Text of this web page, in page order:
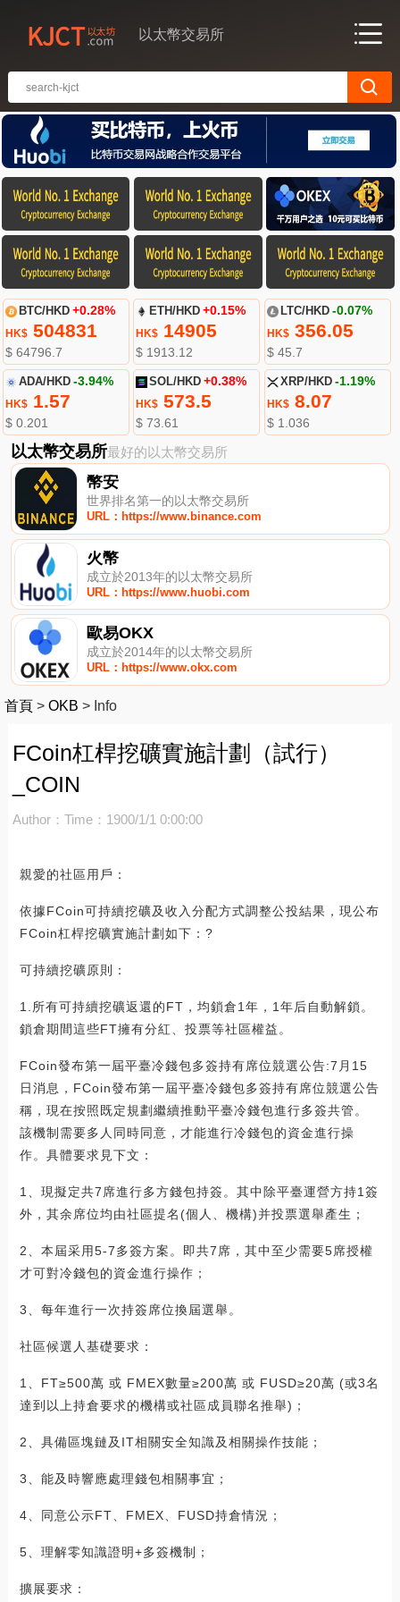
以太幣交易所
BTC/HKD +0.28%
HK$504831
$ 64796.7
ETH/HKD +0.15%
HK$ 14905
$ 1913.12
LTC/HKD -0.07%
HK$356.05
$ 45.7
ADA/HKD -3.94%
HK$1.57
$ 0.201
SOL/HKD +0.38%
HK$ 573.5
$ 73.61
XRP/HKD -1.19%
HK$8.07
$ 1.036
以太幣交易所最好的以太幣交易所
幣安
世界排名第一的以太幣交易所
URL：https://www.binance.com
火幣
成立於2013年的以太幣交易所
URL：https://www.huobi.com
歐易OKX
成立於2014年的以太幣交易所
URL：https://www.okx.com
首頁 > OKB > Info
FCoin杠桿挖礦實施計劃（試行）
_COIN
Author： Time：1900/1/1 0:00:00
親愛的社區用戶：
依據FCoin可持續挖礦及收入分配方式調整公投結果，現公布
FCoin杠桿挖礦實施計劃如下：?
可持續挖礦原則：
1.所有可持續挖礦返還的FT，均鎖倉1年，1年后自動解鎖。
鎖倉期間這些FT擁有分紅、投票等社區權益。
FCoin發布第一屆平臺冷錢包多簽持有席位競選公告:7月15
日消息，FCoin發布第一屆平臺冷錢包多簽持有席位競選公告
稱，現在按照既定規劃繼續推動平臺冷錢包進行多簽共管。
該機制需要多人同時同意，才能進行冷錢包的資金進行操
作。具體要求見下文：
1、現擬定共7席進行多方錢包持簽。其中除平臺運營方持1簽
外，其余席位均由社區提名(個人、機構)并投票選舉產生；
2、本屆采用5-7多簽方案。即共7席，其中至少需要5席授權
才可對冷錢包的資金進行操作；
3、每年進行一次持簽席位換屆選舉。
社區候選人基礎要求：
1、FT≥500萬 或 FMEX數量≥200萬 或 FUSD≥20萬 (或3名
達到以上持倉要求的機構或社區成員聯名推舉)；
2、具備區塊鏈及IT相關安全知識及相關操作技能；
3、能及時響應處理錢包相關事宜；
4、同意公示FT、FMEX、FUSD持倉情況；
5、理解零知識證明+多簽機制；
擴展要求：